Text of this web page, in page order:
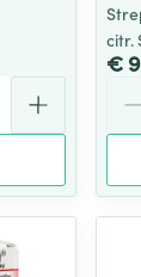
citr.
€